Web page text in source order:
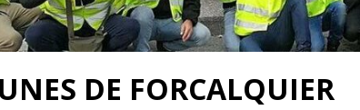
DE FORCALQUIER